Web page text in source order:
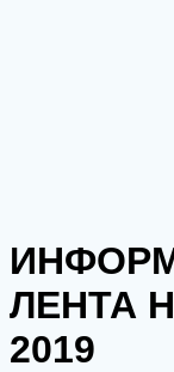
ЛЕНТА
2019